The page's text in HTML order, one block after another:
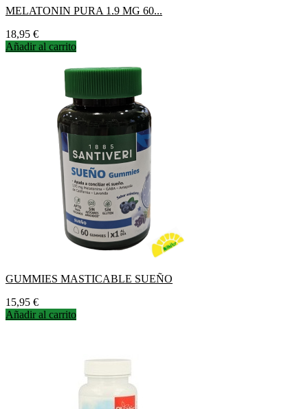
MELATONIN PURA 1.9 MG 60...
Precio
18,95 €
Añadir al carrito
GUMMIES MASTICABLE SUEÑO
Precio
15,95 €
Añadir al carrito